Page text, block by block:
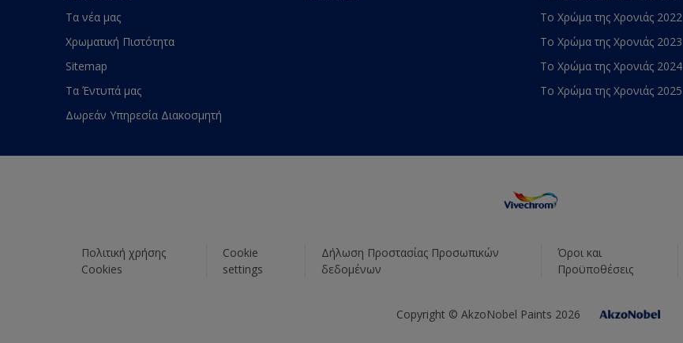
Τα νέα μας
Χρωματική Πιστότητα
Sitemap
Τα Έντυπά μας
Δωρεάν Υπηρεσία Διακοσμητή
Το Χρώμα της Χρονιάς 2022
Το Χρώμα της Χρονιάς 2023
Το Χρώμα της Χρονιάς 2024
Το Χρώμα της Χρονιάς 2025
Πολιτική χρήσης
Cookies
Cookie
settings
Δήλωση Προστασίας Προσωπικών
δεδομένων
Όροι και
Προϋποθέσεις
Copyright © AkzoNobel Paints 2026